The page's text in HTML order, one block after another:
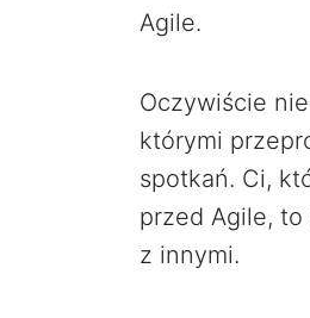
Agile.
Oczywiście
którymi
spotkań. Ci,
przed Agile, to
z innymi.